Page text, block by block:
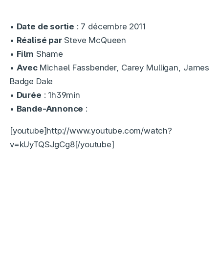
• Date de sortie : 7 décembre 2011
• Réalisé parSteve McQueen
• Film Shame
•Avec Michael Fassbender, Carey Mulligan, James
Badge Dale
• Durée : 1h39min
• Bande-Annonce :
[youtube]http://www.youtube.com/watch?
v=kUyTQSJgCg8[/youtube]